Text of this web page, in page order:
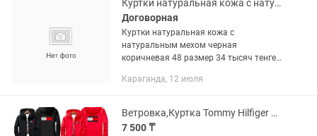
Куртки натуральная кожа с натуральным мехом черная коричневая 48 размер 34
Договорная
Куртки натуральная кожа с
натуральным мехом черная
коричневая 48 размер 34 тысяч тенге
Караганда, 12 июля
Ветровка,Куртка Tommy Hilfiger Новые Стильные,ВодоСтойкая,, Креатив.
7 500 ₸